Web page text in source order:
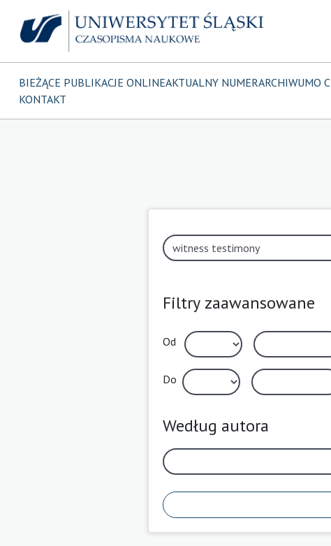
BIEŻĄCE PUBLIKACJE ONLINEAKTUALNY NUMERARCHIWUMO
KONTAKT
Filtry zaawansowane
Od
Do
Według autora